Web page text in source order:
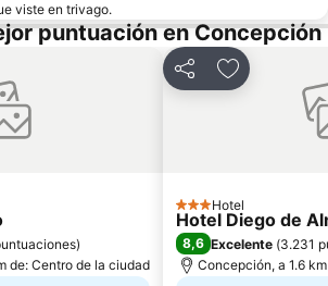
viste en trivago.
puntuación en Concepción
)
de: Centro de la ciudad
CompartirAgregar a
3 Estrellas
Hotel
Hotel Diego de
8,6 Excelente (3.231
Concepción, a 1.6